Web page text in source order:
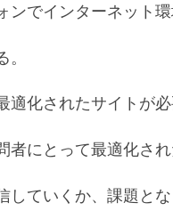
ンでインターネット
化されたサイトが必
者にとって最適化され
ていくか、課題とな